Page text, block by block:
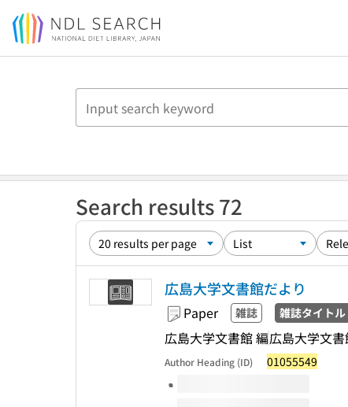
Jump to main content
Search results 72
広島大学文書館だより
Paper 雑誌 雑誌タイトル
広島大学文書館 編広島大学文
Author Heading (ID) 01055549
Volumes of this title